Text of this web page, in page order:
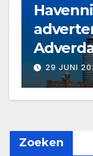
29 JUNI
Zoeken